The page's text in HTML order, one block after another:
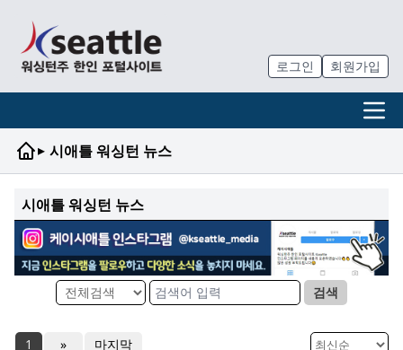
로그인 회원가입
▸ 시애틀 워싱턴 뉴스
시애틀 워싱턴 뉴스
검색
1 » 마지막